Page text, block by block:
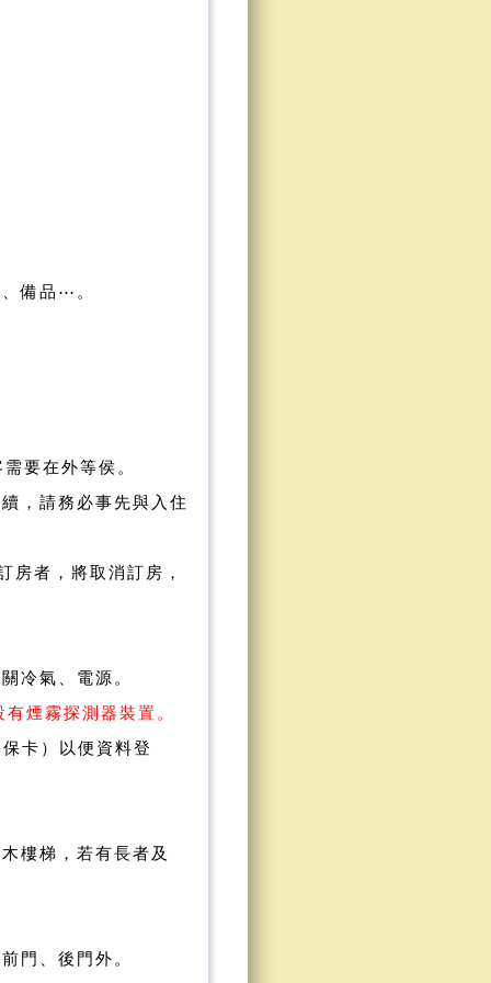
備品⋯。
要在外等侯。
，請務必事先與入住
者，將取消訂房，
冷氣、電源。
煙霧探測器裝置。
卡）以便資料登
樓梯，若有長者及
門、後門外。